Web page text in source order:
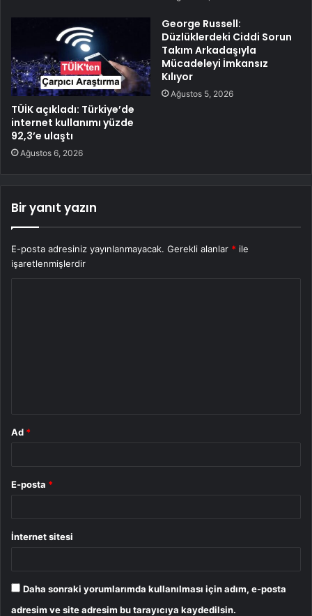
TÜİK açıkladı: Türkiye’de
internet kullanımı yüzde
92,3’e ulaştı
Ağustos 6, 2026
George Russell:
Düzlüklerdeki Ciddi Sorun
Takım Arkadaşıyla
Mücadeleyi İmkansız
Kılıyor
Ağustos 5, 2026
Bir yanıt yazın
E-posta adresiniz yayınlanmayacak. Gerekli alanlar * ile
işaretlenmişlerdir
Ad *
E-posta *
İnternet sitesi
Daha sonraki yorumlarımda kullanılması için adım, e-posta
adresim ve site adresim bu tarayıcıya kaydedilsin.